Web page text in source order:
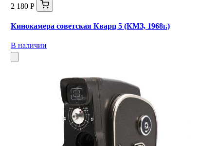
2 180 Р
Кинокамера советская Кварц 5 (КМЗ, 1968г.)
В наличии